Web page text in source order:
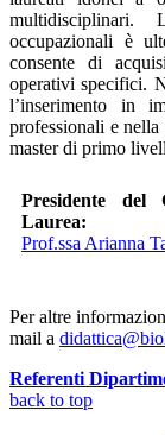
occupazionali è
consente di
operativi specifici.
l’inserimento in
professionali e
master di primo
Presidente del
Laurea:
Prof.ssa Arianna
Per altre
mail a
Referenti
back to top